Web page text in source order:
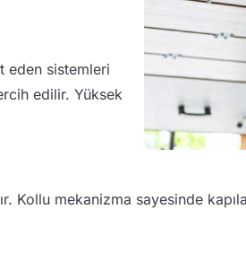
eden sistemleri
edilir. Yüksek
Kollu mekanizma sayesinde